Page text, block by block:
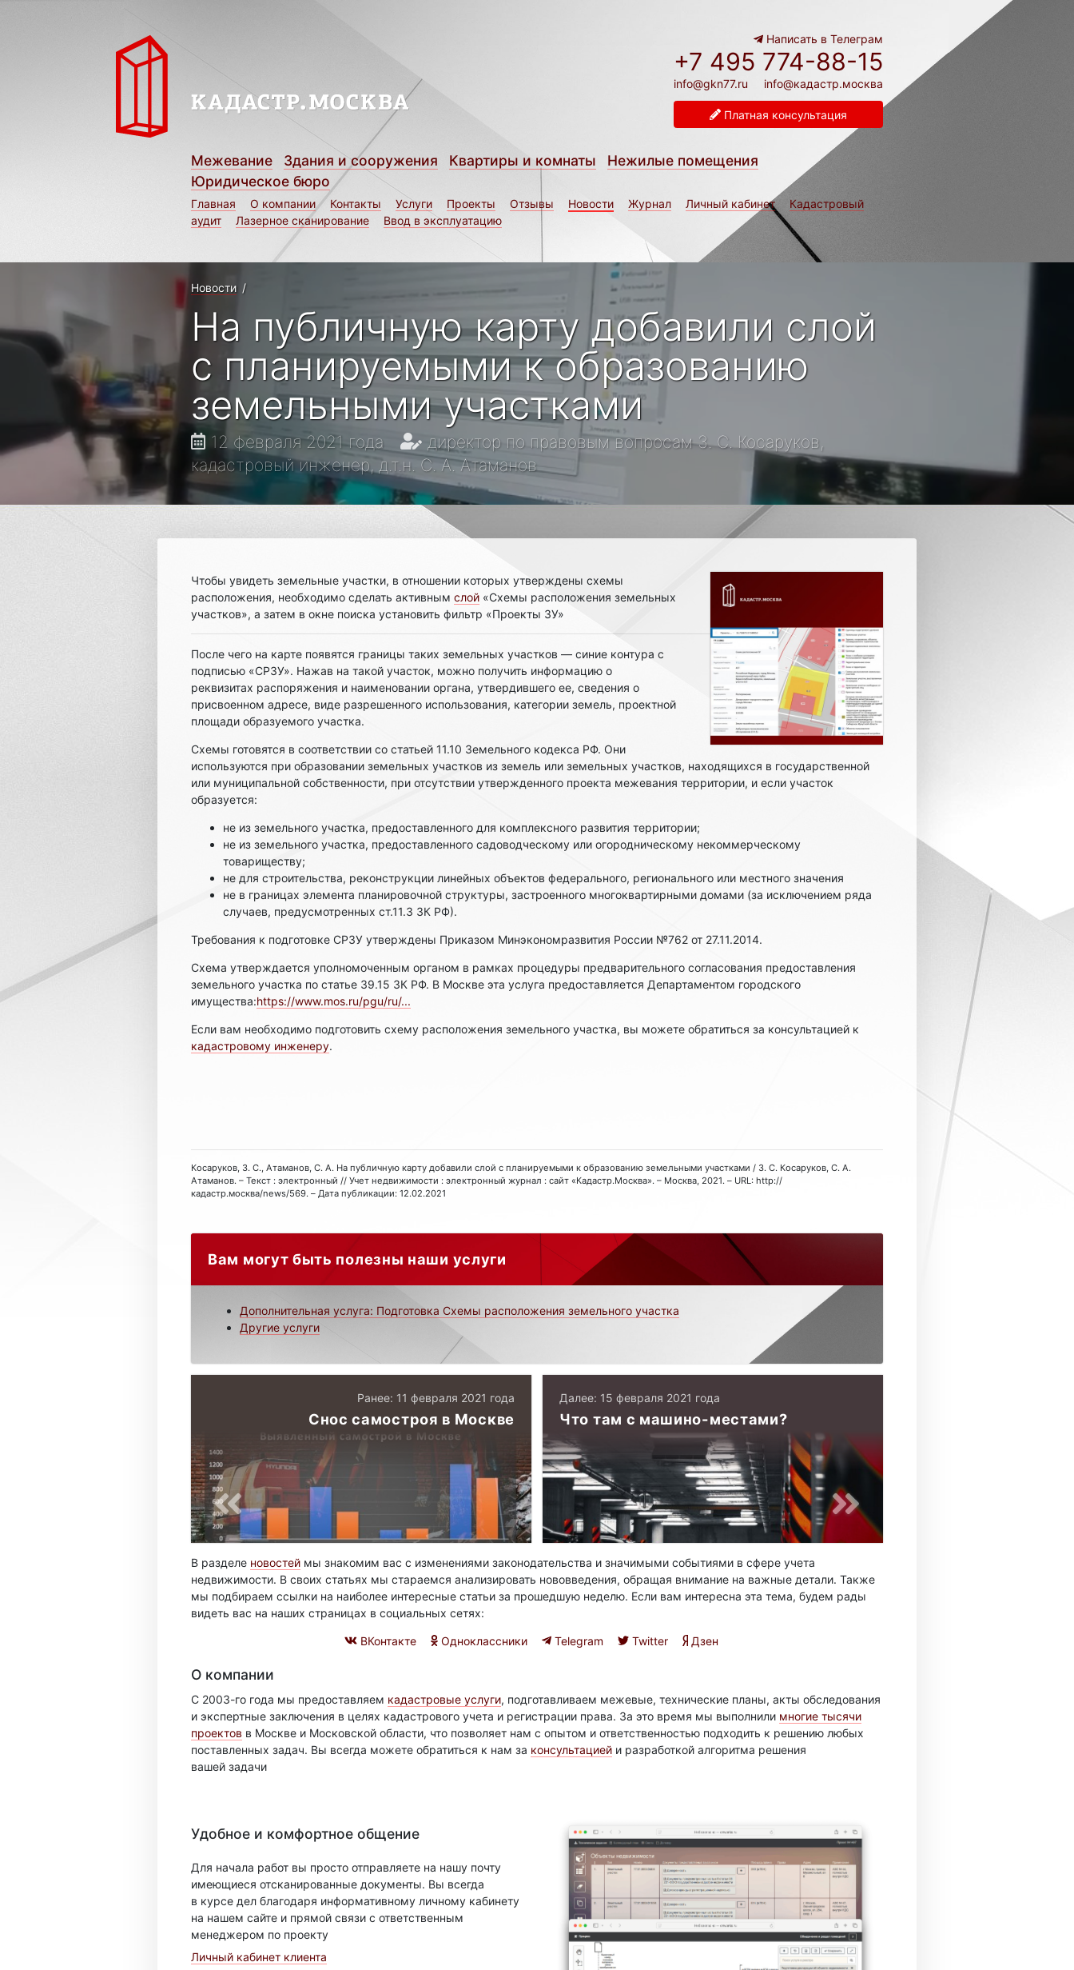
Написать в Телеграм
+7 495 774-88-15
info@gkn77.ru info@кадастр.москва
Платная консультация
Межевание Здания и сооружения Квартиры и комнаты
Нежилые помещения
Юридическое бюро
Главная О компании Контакты Услуги Проекты Отзывы Новости Журнал Личный кабинет
Кадастровый
аудит
Лазерное сканирование Ввод в эксплуатацию
Новости /
На публичную карту добавили слой
с планируемыми к образованию
земельными участками
12 февраля 2021 года
директор по правовым вопросам З. С. Косаруков,
кадастровый инженер, д.т.н. С. А. Атаманов
Чтобы увидеть земельные участки, в отношении которых утверждены схемы
расположения, необходимо сделать активным слой «Схемы расположения земельных
участков», а затем в окне поиска установить фильтр «Проекты ЗУ»
После чего на карте появятся границы таких земельных участков — синие контура с
подписью «СРЗУ». Нажав на такой участок, можно получить информацию о
реквизитах распоряжения и наименовании органа, утвердившего ее, сведения о
присвоенном адресе, виде разрешенного использования, категории земель, проектной
площади образуемого участка.
Схемы готовятся в соответствии со статьей 11.10 Земельного кодекса РФ. Они
используются при образовании земельных участков из земель или земельных участков, находящихся в государственной
или муниципальной собственности, при отсутствии утвержденного проекта межевания территории, и если участок
образуется:
не из земельного участка, предоставленного для комплексного развития территории;
не из земельного участка, предоставленного садоводческому или огородническому некоммерческому
товариществу;
не для строительства, реконструкции линейных объектов федерального, регионального или местного значения
не в границах элемента планировочной структуры, застроенного многоквартирными домами (за исключением ряда
случаев, предусмотренных ст.11.3 ЗК РФ).
Требования к подготовке СРЗУ утверждены Приказом Минэкономразвития России №762 от 27.11.2014.
Схема утверждается уполномоченным органом в рамках процедуры предварительного согласования предоставления
земельного участка по статье 39.15 ЗК РФ. В Москве эта услуга предоставляется Департаментом городского
имущества:https://www.mos.ru/pgu/ru/...
Если вам необходимо подготовить схему расположения земельного участка, вы можете обратиться за консультацией к
кадастровому инженеру.
Косаруков, З. С., Атаманов, С. А. На публичную карту добавили слой с планируемыми к образованию земельными участками / З. С. Косаруков, С. А.
Атаманов. – Текст : электронный // Учет недвижимости : электронный журнал : сайт «Кадастр.Москва». – Москва, 2021. – URL: http://
кадастр.москва/news/569. – Дата публикации: 12.02.2021
Вам могут быть полезны наши услуги
Дополнительная услуга: Подготовка Схемы расположения земельного участка
Другие услуги
Ранее: 11 февраля 2021 года
Снос самостроя в Москве
Далее: 15 февраля 2021 года
Что там с машино-местами?
В разделе новостей мы знакомим вас с изменениями законодательства и значимыми событиями в сфере учета
недвижимости. В своих статьях мы стараемся анализировать нововведения, обращая внимание на важные детали. Также
мы подбираем ссылки на наиболее интересные статьи за прошедшую неделю. Если вам интересна эта тема, будем рады
видеть вас на наших страницах в социальных сетях:
ВКонтакте Одноклассники Telegram Twitter Дзен
О компании
С 2003-го года мы предоставляем кадастровые услуги, подготавливаем межевые, технические планы, акты обследования
и экспертные заключения в целях кадастрового учета и регистрации права. За это время мы выполнили многие тысячи
проектов в Москве и Московской области, что позволяет нам с опытом и ответственностью подходить к решению любых
поставленных задач. Вы всегда можете обратиться к нам за консультацией и разработкой алгоритма решения
вашей задачи
Удобное и комфортное общение
Для начала работ вы просто отправляете на нашу почту
имеющиеся отсканированные документы. Вы всегда
в курсе дел благодаря информативному личному кабинету
на нашем сайте и прямой связи с ответственным
менеджером по проекту
Личный кабинет клиента